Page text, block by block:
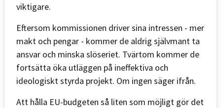
viktigare.
Eftersom kommissionen driver sina intressen - mer
makt och pengar - kommer de aldrig självmant ta
ansvar och minska slöseriet. Tvärtom kommer de
fortsätta öka utläggen på ineffektiva och
ideologiskt styrda projekt. Om ingen säger ifrån.
Att hålla EU-budgeten så liten som möjligt gör det